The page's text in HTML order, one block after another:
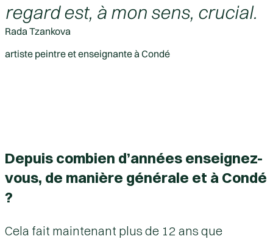
regard est, à mon sens, crucial.
Rada Tzankova
artiste peintre et enseignante à Condé
Depuis combien d’années enseignez-
vous, de manière générale et à Condé
?
Cela fait maintenant plus de 12 ans que